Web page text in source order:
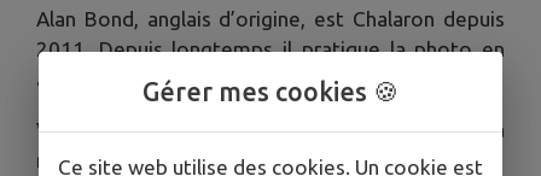
Alan Bond, anglais d’origine, est Chalaron depuis
2011. Depuis longtemps il pratique la photo en
amateur et fait partie du photo club de Vienne.
Venez découvrir son exposition photos à la
médiathèque durant les mois de juin et juillet.
Gérer mes cookies 🍪
Ce site web utilise des cookies. Un cookie est